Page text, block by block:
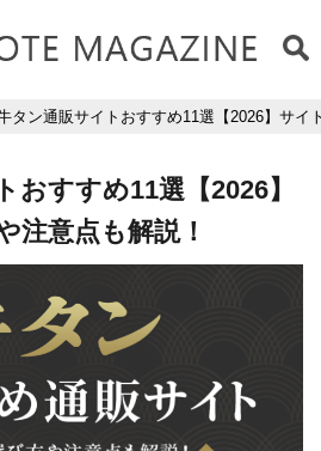
タン通販サイトおすすめ11選【2026】サイ
おすすめ11選【2026】
注意点も解説！